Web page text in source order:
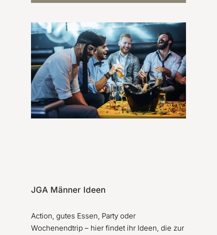
JGA Männer Ideen
Action, gutes Essen, Party oder
Wochenendtrip – hier findet ihr Ideen, die zur